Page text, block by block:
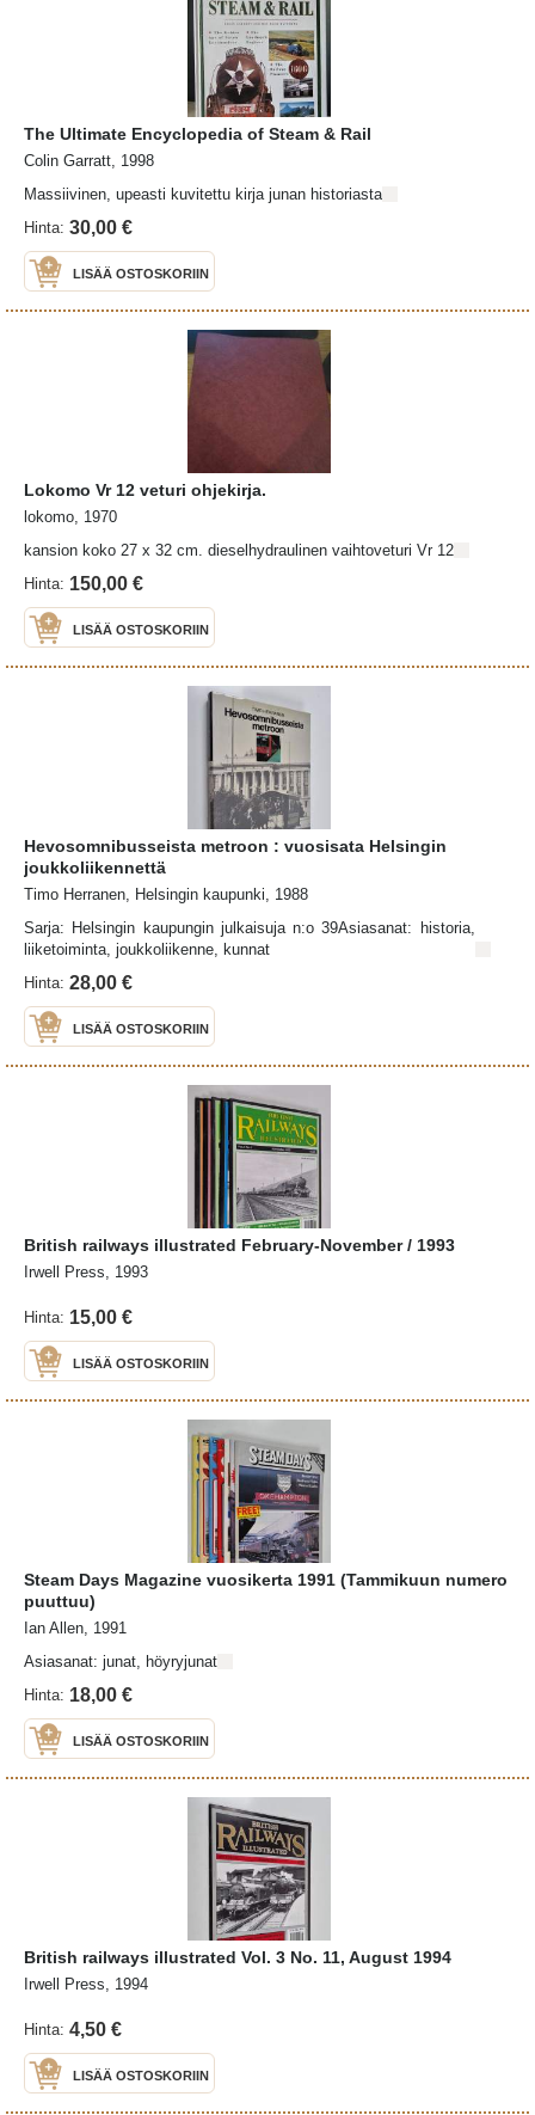
The Ultimate Encyclopedia of Steam & Rail
Colin Garratt, 1998
Massiivinen, upeasti kuvitettu kirja junan historiasta
Hinta: 30,00 €
LISÄÄ OSTOSKORIIN
Lokomo Vr 12 veturi ohjekirja.
lokomo, 1970
kansion koko 27 x 32 cm. dieselhydraulinen vaihtoveturi Vr 12
Hinta: 150,00 €
LISÄÄ OSTOSKORIIN
Hevosomnibusseista metroon : vuosisata Helsingin
joukkoliikennettä
Timo Herranen, Helsingin kaupunki, 1988
Sarja: Helsingin kaupungin julkaisuja n:o 39Asiasanat: historia,
liiketoiminta, joukkoliikenne, kunnat
Hinta: 28,00 €
LISÄÄ OSTOSKORIIN
British railways illustrated February-November / 1993
Irwell Press, 1993
Hinta: 15,00 €
LISÄÄ OSTOSKORIIN
Steam Days Magazine vuosikerta 1991 (Tammikuun numero
puuttuu)
Ian Allen, 1991
Asiasanat: junat, höyryjunat
Hinta: 18,00 €
LISÄÄ OSTOSKORIIN
British railways illustrated Vol. 3 No. 11, August 1994
Irwell Press, 1994
Hinta: 4,50 €
LISÄÄ OSTOSKORIIN